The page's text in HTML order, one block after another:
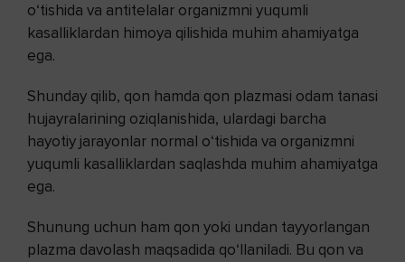
o‘tishida va antitelalar organizmni yuqumli
kasalliklardan himoya qilishida muhim ahamiyatga
ega.
Shunday qilib, qon hamda qon plazmasi odam tanasi
hujayralarining oziqlanishida, ulardagi barcha
hayotiy jarayonlar normal o‘tishida va organizmni
yuqumli kasalliklardan saqlashda muhim ahamiyatga
ega.
Shunung uchun ham qon yoki undan tayyorlangan
plazma davolash maqsadida qo‘llaniladi. Bu qon va